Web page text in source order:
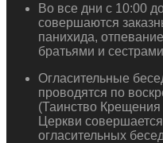
Во все дни с 10:00
совершаются
панихида,
братьями и
Огласительные
проводятся по
(Таинство
Церкви
огласительных